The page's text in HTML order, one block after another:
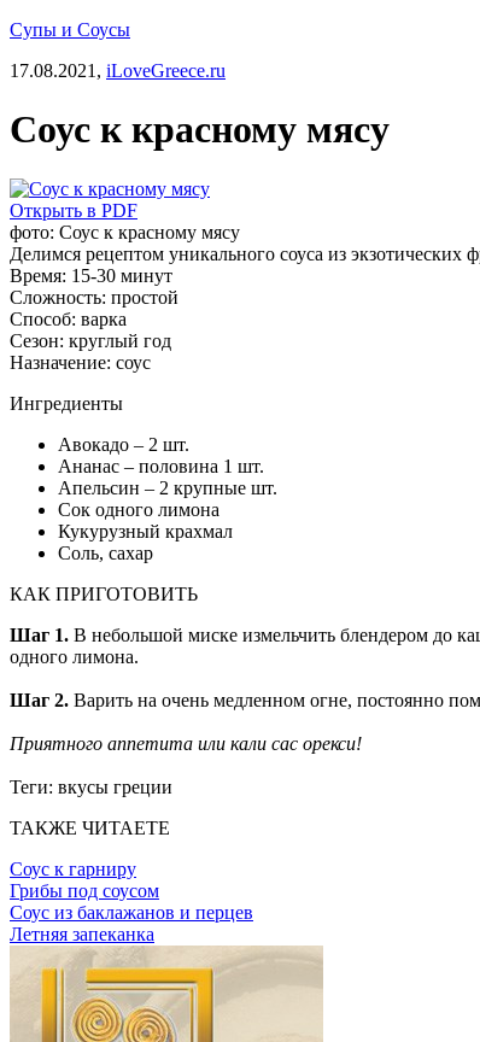
Супы и Соусы
17.08.2021, iLoveGreece.ru
Соус к красному мясу
Открыть в PDF
фото: Соус к красному мясу
Делимся рецептом уникального соуса из экзотических
Время: 15-30 минут
Сложность: простой
Способ: варка
Сезон: круглый год
Назначение: соус
Ингредиенты
Авокадо – 2 шт.
Ананас – половина 1 шт.
Апельсин – 2 крупные шт.
Сок одного лимона
Кукурузный крахмал
Соль, сахар
КАК ПРИГОТОВИТЬ
Шаг 1. В небольшой миске измельчить блендером до
одного лимона.
Шаг 2. Варить на очень медленном огне, постоянно
Приятного аппетита или кали сас орекси!
Теги: вкусы греции
ТАКЖЕ ЧИТАЕТЕ
Соус к гарниру
Грибы под соусом
Соус из баклажанов и перцев
Летняя запеканка